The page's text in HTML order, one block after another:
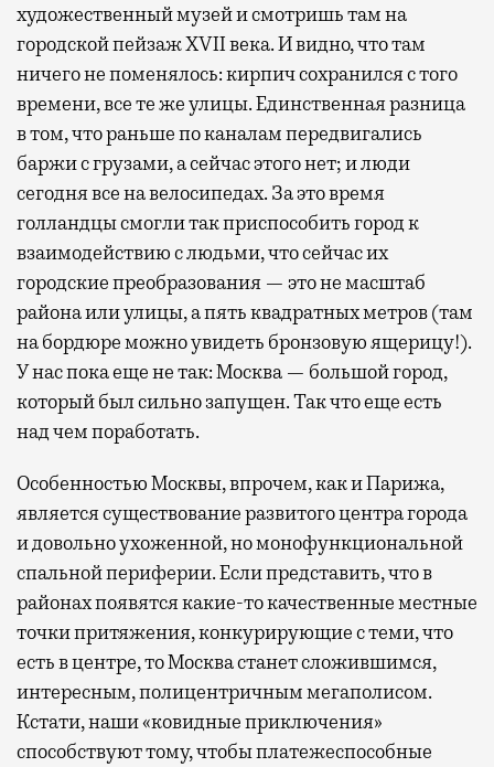
художественный музей и смотришь там на
городской пейзаж XVII века. И видно, что там
ничего не поменялось: кирпич сохранился с того
времени, все те же улицы. Единственная разница
в том, что раньше по каналам передвигались
баржи с грузами, а сейчас этого нет; и люди
сегодня все на велосипедах. За это время
голландцы смогли так приспособить город к
взаимодействию с людьми, что сейчас их
городские преобразования — это не масштаб
района или улицы, а пять квадратных метров (там
на бордюре можно увидеть бронзовую ящерицу!).
У нас пока еще не так: Москва — большой город,
который был сильно запущен. Так что еще есть
над чем поработать.
Особенностью Москвы, впрочем, как и Парижа,
является существование развитого центра города
и довольно ухоженной, но монофункциональной
спальной периферии. Если представить, что в
районах появятся какие-то качественные местные
точки притяжения, конкурирующие с теми, что
есть в центре, то Москва станет сложившимся,
интересным, полицентричным мегаполисом.
Кстати, наши «ковидные приключения»
способствуют тому, чтобы платежеспособные